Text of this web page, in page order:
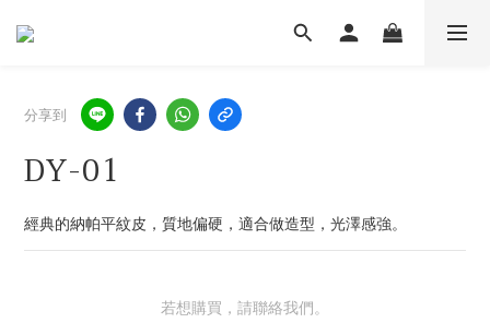
分享到
DY-01
經典的納帕平紋皮，質地偏硬，適合做造型，光澤感強。
若想購買，請聯絡我們。